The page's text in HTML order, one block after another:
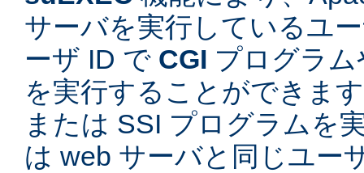
サーバを実行しているユ
ーザ ID で CGI プログラ
を実行することができま
または SSI プログラムを
は web サーバと同じユー